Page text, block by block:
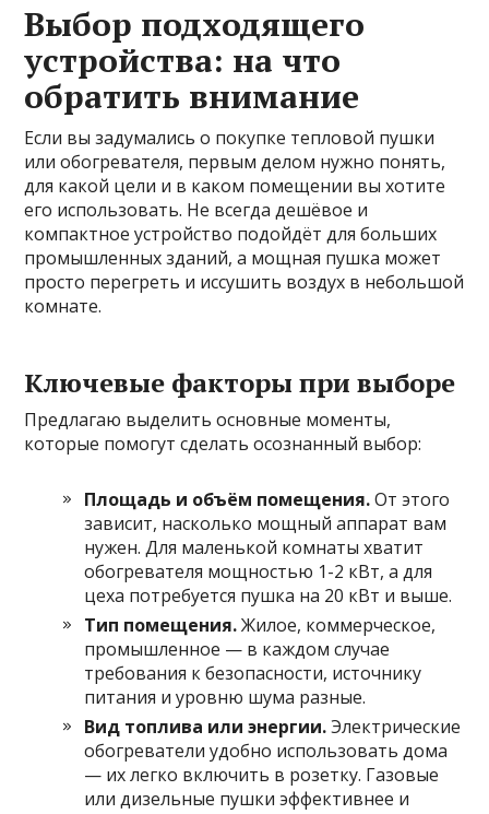
Выбор подходящего
устройства: на что
обратить внимание
Если вы задумались о покупке тепловой пушки
или обогревателя, первым делом нужно понять,
для какой цели и в каком помещении вы хотите
его использовать. Не всегда дешёвое и
компактное устройство подойдёт для больших
промышленных зданий, а мощная пушка может
просто перегреть и иссушить воздух в небольшой
комнате.
Ключевые факторы при выборе
Предлагаю выделить основные моменты,
которые помогут сделать осознанный выбор:
Площадь и объём помещения.От этого
зависит, насколько мощный аппарат вам
нужен. Для маленькой комнаты хватит
обогревателя мощностью 1-2 кВт, а для
цеха потребуется пушка на 20 кВт и выше.
Тип помещения.Жилое, коммерческое,
промышленное — в каждом случае
требования к безопасности, источнику
питания и уровню шума разные.
Вид топлива или энергии.Электрические
обогреватели удобно использовать дома
— их легко включить в розетку. Газовые
или дизельные пушки эффективнее и